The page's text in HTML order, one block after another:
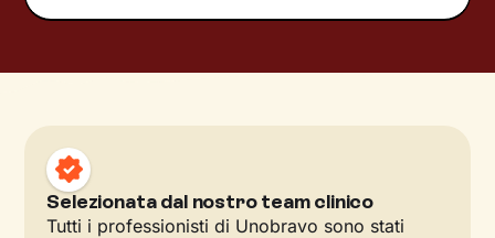
Selezionata dal nostro team clinico
Tutti i professionisti di Unobravo sono stati